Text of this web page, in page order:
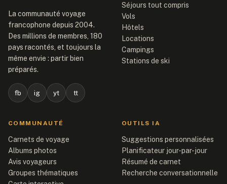
La communauté voyage
francophone depuis 2004.
Des millions de membres, 180
pays racontés, et toujours la
même envie : partir bien
préparés.
fb ig yt tt
Séjours tout compris
Vols
Hôtels
Locations
Campings
Stations de ski
COMMUNAUTÉ
Carnets de voyage
Albums photos
Avis voyageurs
Groupes thématiques
OUTILS IA
Suggestions personnalisées
Planificateur jour-par-jour
Résumé de carnet
Recherche conversationnelle